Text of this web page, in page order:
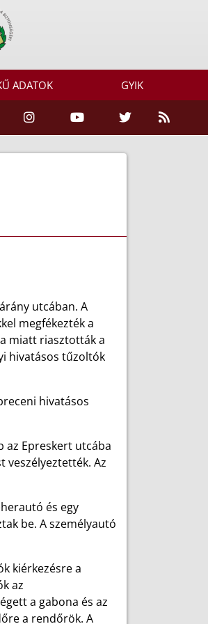
ADATOK GYIK
utcában. A
megfékezték a
miatt riasztották a
hivatásos tűzoltók
hivatásos
az Epreskert utcába
veszélyeztették. Az
és egy
be. A személyautó
kiérkezésre a
az
a gabona és az
a rendőrök. A